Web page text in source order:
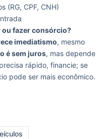
(RG, CPF, CNH)
ou fazer consórcio?
imediatismo, mesmo
é sem juros, mas depende
rápido, financie; se
pode ser mais econômico.